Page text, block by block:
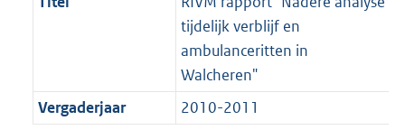
tijdelijk verblijf en
ambulanceritten in
Walcheren"
Vergaderjaar
2010-2011